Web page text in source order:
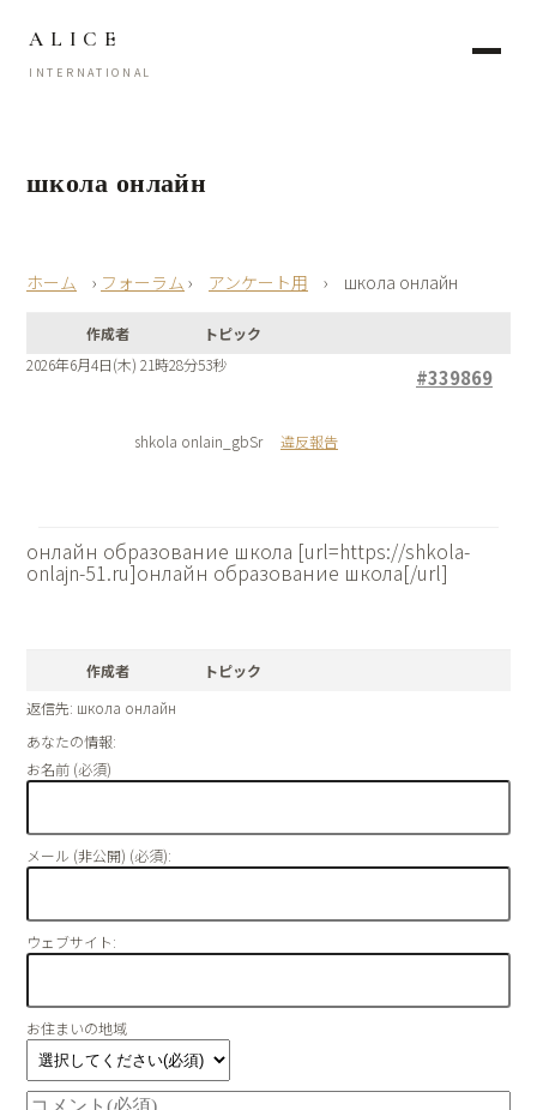
ALICE
INTERNATIONAL
школа онлайн
› フォーラム › アンケート用 › школа онлайн
作成者
トピック
2026年6月4日(木) 21時28分53秒
#339869
shkola onlain_gbSr 違反報告
онлайн образование школа [url=https://shkola-
onlajn-51.ru]онлайн образование школа[/url]
作成者
トピック
返信先: школа онлайн
あなたの情報:
お名前 (必須)
メール (非公開) (必須):
ウェブサイト:
お住まいの地域